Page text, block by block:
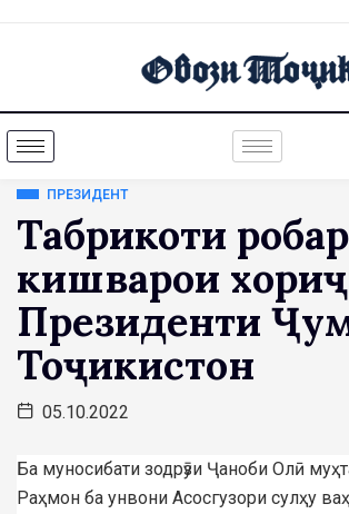
ПРЕЗИДЕНТ
Табрикоти
кишварҳои
Президенти
Тоҷикистон
05.10.2022
Ба муносибати зодрӯзи Ҷаноби Олӣ
Раҳмон ба унвони Асосгузори сулҳу